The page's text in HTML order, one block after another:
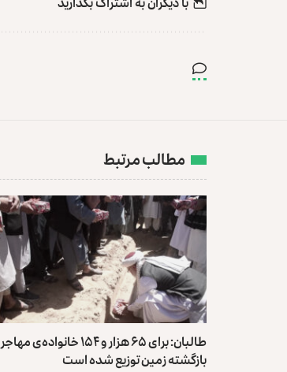
مطالب مرتبط
طالبان: برای ۶۵ هزار و ۱۵۴ خانواده‌ی مهاجر
بازگشته زمین توزیع ‏شده است